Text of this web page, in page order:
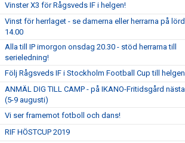
Vinster X3 för Rågsveds IF i helgen!
Vinst för herrlaget - se damerna eller herrarna på
14.00
Alla till IP imorgon onsdag 20.30 - stöd herrarna till
serieledning!
Följ Rågsveds IF i Stockholm Football Cup till
ANMÄL DIG TILL CAMP - på IKANO-Fritidsgård
(5-9 augusti)
Vi ser framemot fotboll och dans!
RIF HÖSTCUP 2019